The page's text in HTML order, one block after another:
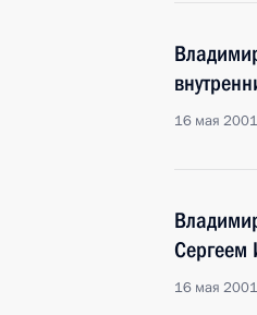
16 мая
Сергеем
16 мая